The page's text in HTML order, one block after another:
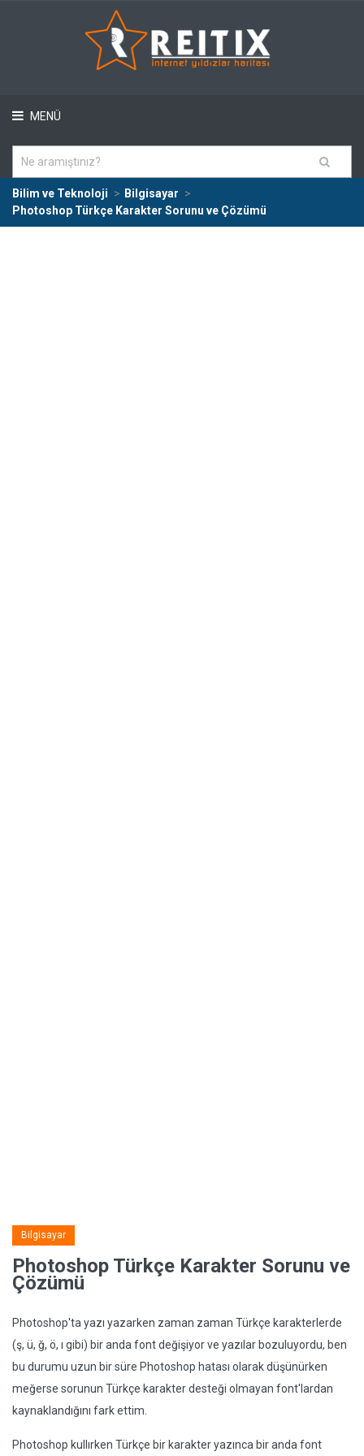
MENÜ
Bilim ve Teknoloji
Bilgisayar
Photoshop Türkçe Karakter Sorunu ve Çözümü
Bilgisayar
Photoshop Türkçe Karakter Sorunu ve
Çözümü
Photoshop'ta yazı yazarken zaman zaman Türkçe karakterlerde
(ş, ü, ğ, ö, ı gibi) bir anda font değişiyor ve yazılar bozuluyordu, ben
bu durumu uzun bir süre Photoshop hatası olarak düşünürken
meğerse sorunun Türkçe karakter desteği olmayan font'lardan
kaynaklandığını fark ettim.
Photoshop kullırken Türkçe bir karakter yazınca bir anda font